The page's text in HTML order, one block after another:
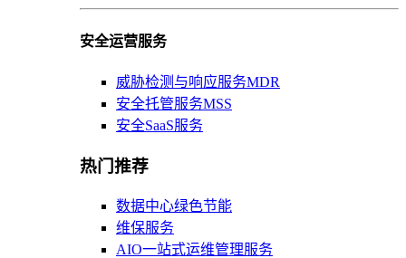
安全运营服务
威胁检测与响应服务MDR
安全托管服务MSS
安全SaaS服务
热门推荐
数据中心绿色节能
维保服务
AIO一站式运维管理服务